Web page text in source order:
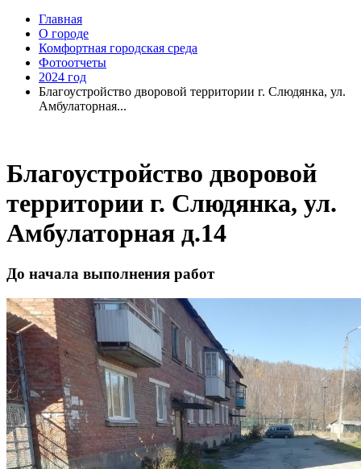
Главная
О городе
Комфортная городская среда
Фотоотчеты
2024 год
Благоустройство дворовой территории г. Слюдянка, ул.
Амбулаторная...
Благоустройство дворовой
территории г. Слюдянка, ул.
Амбулаторная д.14
До начала выполнения работ